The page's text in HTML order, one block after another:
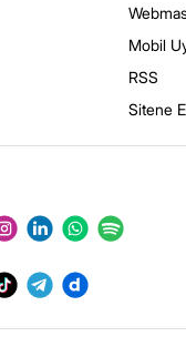
Mobil
RSS
Sitene